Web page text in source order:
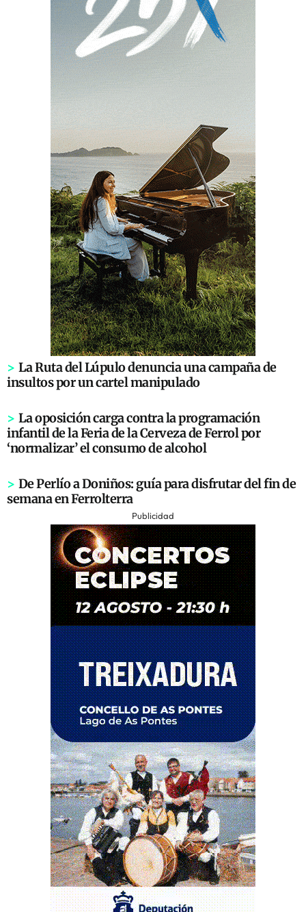
> La Ruta del Lúpulo denuncia una campaña de
insultos por un cartel manipulado
> La oposición carga contra la programación
infantil de la Feria de la Cerveza de Ferrol por
‘normalizar’ el consumo de alcohol
> De Perlío a Doniños: guía para disfrutar del fin de
semana en Ferrolterra
Publicidad